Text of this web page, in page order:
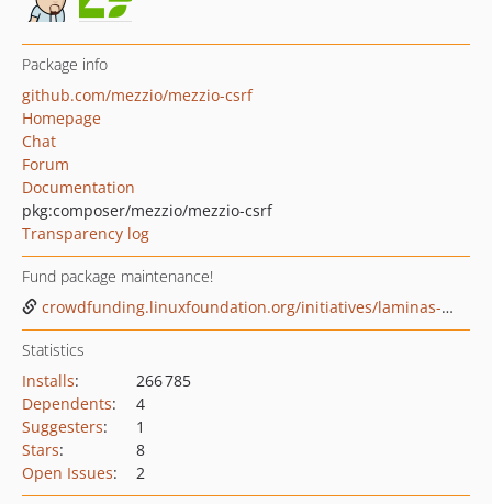
Package info
github.com/mezzio/mezzio-csrf
Homepage
Chat
Forum
Documentation
pkg:composer/mezzio/mezzio-csrf
Transparency log
Fund package maintenance!
crowdfunding.linuxfoundation.org/initiatives/laminas-project
Statistics
Installs:
266 785
Dependents:
4
Suggesters:
1
Stars:
8
Open Issues: 2